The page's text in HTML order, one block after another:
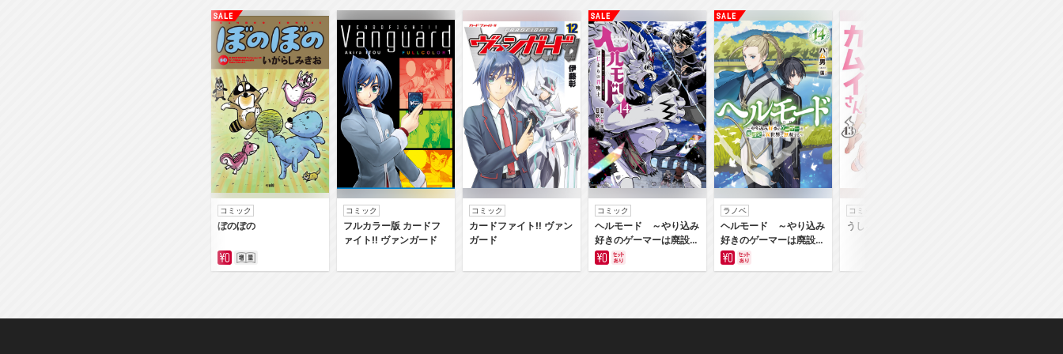
コミック
ぼのぼの
コミック
フルカラー版 カードフ
ァイト‼ ヴァンガード
コミック
カードファイト‼ ヴァン
ガード
コミック
ヘルモード ～やり込み
好きのゲーマーは廃設定
の異世界で無双する～は
じまりの召喚士
ラノベ
ヘルモード ～やり込み
好きのゲーマーは廃設定
の異世界で無双する～
コミック
うしろの正面カムイさん